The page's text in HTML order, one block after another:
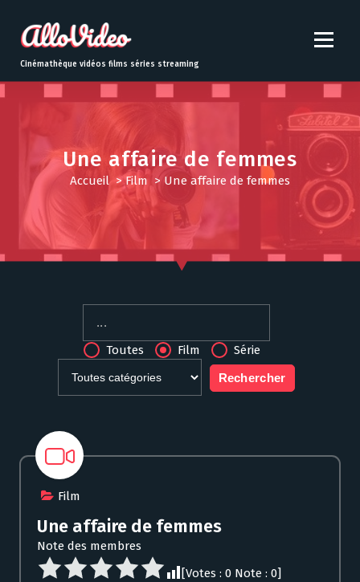
t
o
Cinémathèque vidéos films séries streaming
Une affaire de femmes
Accueil>Film > Une affaire de femmes
Toutes Film Série
Film
Une affaire de femmes
Note des membres
[Votes : 0 Note : 0]